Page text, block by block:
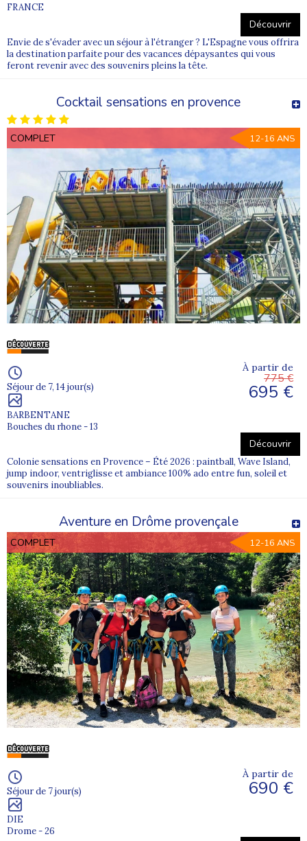
FRANCE
Découvrir
Envie de s'évader avec un séjour à l'étranger ? L'Espagne vous offrira
la destination parfaite pour des vacances dépaysantes qui vous
feront revenir avec des souvenirs pleins la tête.
Cocktail sensations en provence
COMPLET 12-16 ANS
Séjour de 7, 14 jour(s)
BARBENTANE
Bouches du rhone - 13
À partir de
775 €
695 €
Découvrir
Colonie sensations en Provence – Été 2026 : paintball, Wave Island,
jump indoor, ventriglisse et ambiance 100% ado entre fun, soleil et
souvenirs inoubliables.
Aventure en Drôme provençale
COMPLET 12-16 ANS
Séjour de 7 jour(s)
DIE
Drome - 26
À partir de
690 €